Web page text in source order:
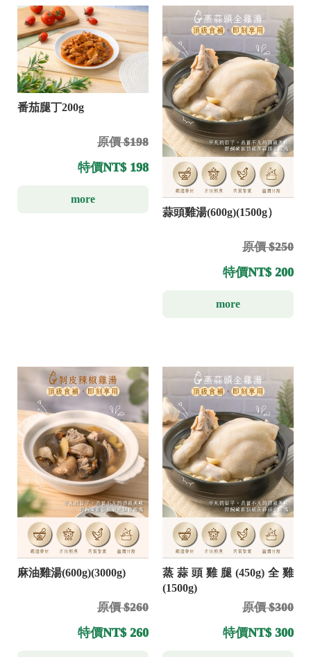
番茄腿丁200g
原價 $198
特價NT$ 198
more
蒜頭雞湯(600g)(1500g）
原價 $250
特價NT$ 200
more
麻油雞湯(600g)(3000g)
原價 $260
特價NT$ 260
蒸蒜頭雞腿(450g)全雞
(1500g)
原價 $300
特價NT$ 300